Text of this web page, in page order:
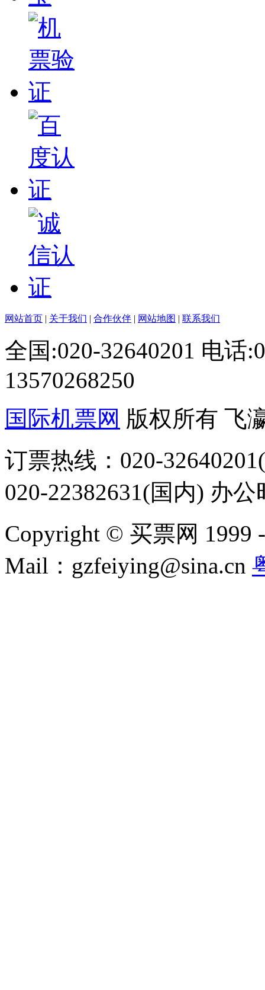
网站首页 | 关于我们 | 合作伙伴 | 网站地图 | 联系我们
全国:020-32640201 电话
13570268250
国际机票网 版权所有 飞
订票热线：020-
020-22382631(国内) 办
Copyright © 买票网 1999
Mail：gzfeiying@sina.cn